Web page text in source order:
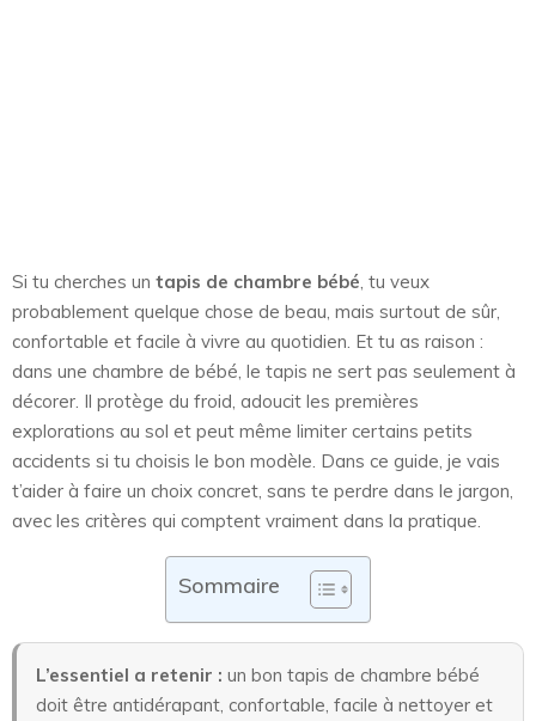
Si tu cherches un tapis de chambre bébé , tu veux
probablement quelque chose de beau, mais surtout de sûr,
confortable et facile à vivre au quotidien. Et tu as raison :
dans une chambre de bébé, le tapis ne sert pas seulement à
décorer. Il protège du froid, adoucit les premières
explorations au sol et peut même limiter certains petits
accidents si tu choisis le bon modèle. Dans ce guide, je vais
t’aider à faire un choix concret, sans te perdre dans le jargon,
avec les critères qui comptent vraiment dans la pratique.
Sommaire
L’essentiel a retenir : un bon tapis de chambre bébé
doit être antidérapant, confortable, facile à nettoyer et